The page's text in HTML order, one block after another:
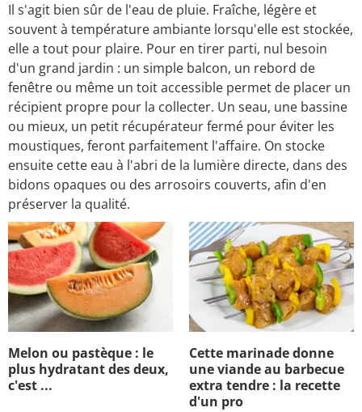
Il s'agit bien sûr de l'eau de pluie. Fraîche, légère et
souvent à température ambiante lorsqu'elle est stockée,
elle a tout pour plaire. Pour en tirer parti, nul besoin
d'un grand jardin : un simple balcon, un rebord de
fenêtre ou même un toit accessible permet de placer un
récipient propre pour la collecter. Un seau, une bassine
ou mieux, un petit récupérateur fermé pour éviter les
moustiques, feront parfaitement l'affaire. On stocke
ensuite cette eau à l'abri de la lumière directe, dans des
bidons opaques ou des arrosoirs couverts, afin d'en
préserver la qualité.
Melon ou pastèque : le
plus hydratant des deux,
c'est ...
Cette marinade donne
une viande au barbecue
extra tendre : la recette
d'un pro